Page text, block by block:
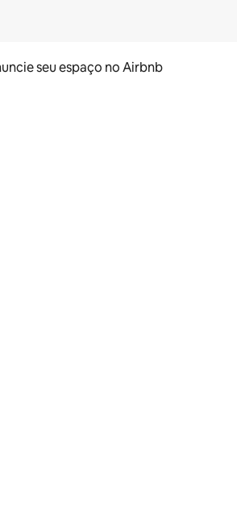
seu espaço no Airbnb